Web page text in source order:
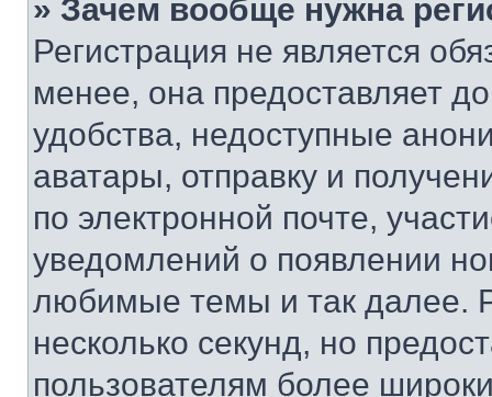
» Зачем вообще нужна
Регистрация не является
менее, она предоставляет
удобства, недоступные
аватары, отправку и
по электронной почте,
уведомлений о появлении
любимые темы и так далее.
несколько секунд, но
пользователям более